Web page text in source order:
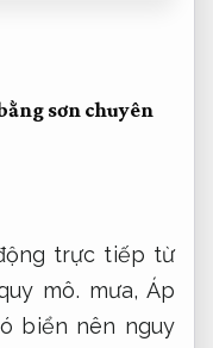
sơn chuyên
trực tiếp từ
mô. mưa, Áp
biển nên nguy